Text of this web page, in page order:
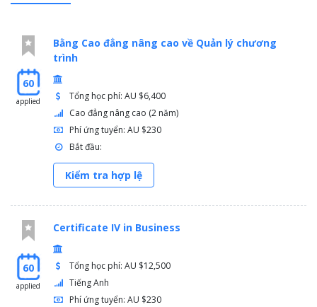
60
applied
Bằng Cao đẳng nâng cao về Quản lý chương
trình
Tổng học phí: AU $6,400
Cao đẳng nâng cao (2 năm)
Phí ứng tuyển: AU $230
Bắt đầu:
Kiểm tra hợp lệ
60
applied
Certificate IV in Business
Tổng học phí: AU $12,500
Tiếng Anh
Phí ứng tuyển: AU $230